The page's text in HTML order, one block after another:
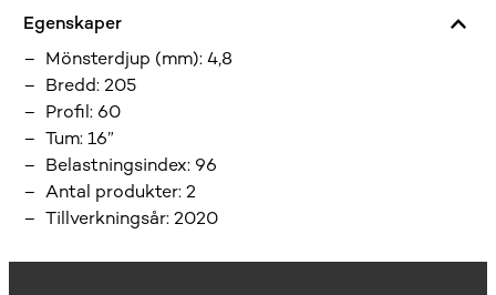
Egenskaper
Mönsterdjup (mm):4,8
Bredd:205
Profil: 60
Tum:16”
Belastningsindex: 96
Antal produkter:2
Tillverkningsår:2020